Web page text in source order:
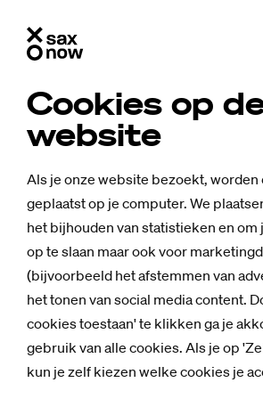
Cookies op
website
Als je onze website bezoekt, worden
geplaatst op je computer. We
het bijhouden van statistieken en
op te slaan maar ook voor
(bijvoorbeeld het afstemmen van
het tonen van social media content.
cookies toestaan' te klikken ga je
gebruik van alle cookies. Als je op
kun je zelf kiezen welke cookies je